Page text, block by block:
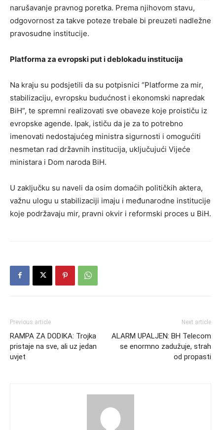
narušavanje pravnog poretka. Prema njihovom stavu,
odgovornost za takve poteze trebale bi preuzeti nadležne
pravosudne institucije.
Platforma za evropski put i deblokadu institucija
Na kraju su podsjetili da su potpisnici “Platforme za mir,
stabilizaciju, evropsku budućnost i ekonomski napredak
BiH”, te spremni realizovati sve obaveze koje proističu iz
evropske agende. Ipak, ističu da je za to potrebno
imenovati nedostajućeg ministra sigurnosti i omogućiti
nesmetan rad državnih institucija, uključujući Vijeće
ministara i Dom naroda BiH.
U zaključku su naveli da osim domaćih političkih aktera,
važnu ulogu u stabilizaciji imaju i međunarodne institucije
koje podržavaju mir, pravni okvir i reformski proces u BiH.
Previous article
RAMPA ZA DODIKA: Trojka
pristaje na sve, ali uz jedan
uvjet
Next article
ALARM UPALJEN: BH Telecom
se enormno zadužuje, strah
od propasti